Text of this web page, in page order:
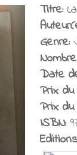
Titre:
Genre:
Date
Prix
Prix du
ISBN: